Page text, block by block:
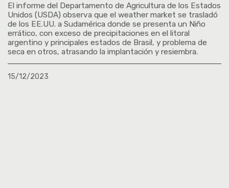
El informe del Departamento de Agricultura de los Estados
Unidos (USDA) observa que el weather market se trasladó
de los EE.UU. a Sudamérica donde se presenta un Niño
errático, con exceso de precipitaciones en el litoral
argentino y principales estados de Brasil, y problema de
seca en otros, atrasando la implantación y resiembra.
15/12/2023